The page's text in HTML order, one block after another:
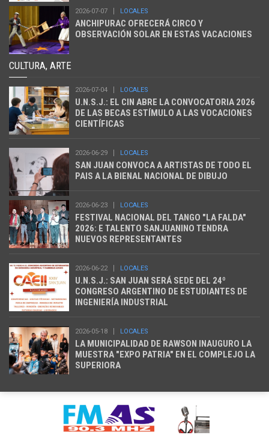
2026-07-07 LOCALES
ANCHIPURAC OFRECERÁ CIRCO Y
OBSERVACIÓN SOLAR EN ESTAS VACACIONES
CULTURA, ARTE
2026-07-04 LOCALES
U.N.S.J.: EL CIN ABRE LA CONVOCATORIA 2026
DE LAS BECAS ESTÍMULO A LAS VOCACIONES
CIENTÍFICAS
2026-06-29 LOCALES
SAN JUAN CONVOCA A ARTISTAS DE TODO EL
PAIS A LA BIENAL NACIONAL DE DIBUJO
2026-06-23 LOCALES
FESTIVAL NACIONAL DEL TANGO "LA FALDA"
2026: E TALENTO SANJUANINO TENDRA
NUEVOS REPRESENTANTES
2026-06-22 LOCALES
U.N.S.J.: SAN JUAN SERÁ SEDE DEL 24º
CONGRESO ARGENTINO DE ESTUDIANTES DE
INGENIERÍA INDUSTRIAL
2026-05-18 LOCALES
LA MUNICIPALIDAD DE RAWSON INAUGURO LA
MUESTRA "EXPO PATRIA" EN EL COMPLEJO LA
SUPERIORA